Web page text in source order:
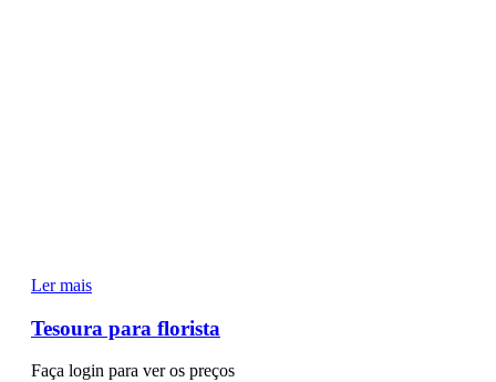
Ler mais
Tesoura para florista
Faça login para ver os preços